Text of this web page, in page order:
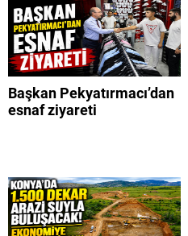
Başkan Pekyatırmacı’dan
esnaf ziyareti